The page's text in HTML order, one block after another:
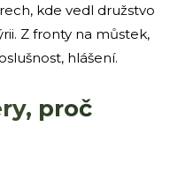
kde vedl družstvo
Z fronty na můstek,
hlášení.
proč